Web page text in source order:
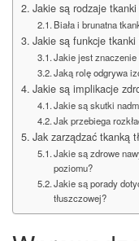
Jakie są rodzaje tkanki
Biała i brunatna
Jakie są funkcje tkanki
Jakie jest
Jaką rolę odgrywa
Jakie są implikacje
Jakie są skutki
Jak przebiega
Jak zarządzać tkanką
Jakie są zdrowe
poziomu?
Jakie są porady
tłuszczowej?